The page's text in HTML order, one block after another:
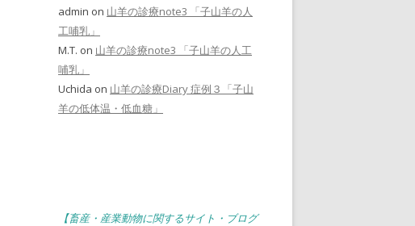
admin on 山羊の診療note3 「子山羊の人
工哺乳」
M.T. on 山羊の診療note3 「子山羊の人工
哺乳」
Uchida on 山羊の診療Diary 症例３「子山
羊の低体温・低血糖」
【畜産・産業動物に関するサイト・ブログ